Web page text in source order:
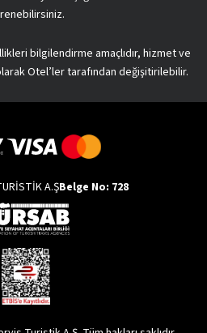
bilgilendirme amaçlıdır, hizmet ve
Otel’ler tarafından değişitirilebilir.
A.ŞBelge No: 728